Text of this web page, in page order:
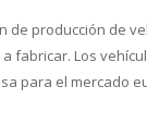
producción de
fabricar. Los
para el mercado